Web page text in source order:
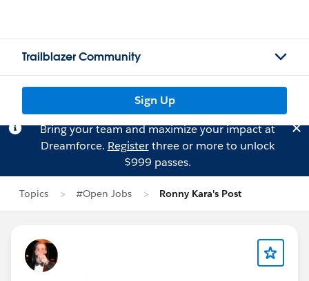
Trailblazer Community
Sign Up
Bring your team and maximize your impact at
Dreamforce. Registerthree or more to unlock
$999 passes.
Topics #Open Jobs Ronny Kara's Post